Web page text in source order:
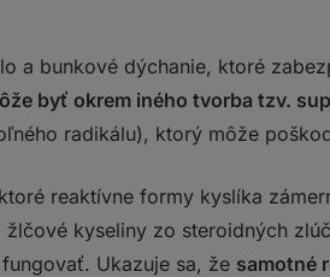
a bunkové dýchanie, ktoré
byť okrem iného tvorba tzv.
radikálu), ktorý môže
reaktívne formy kyslíka
kyseliny zo steroidných
Ukazuje sa, že samotné